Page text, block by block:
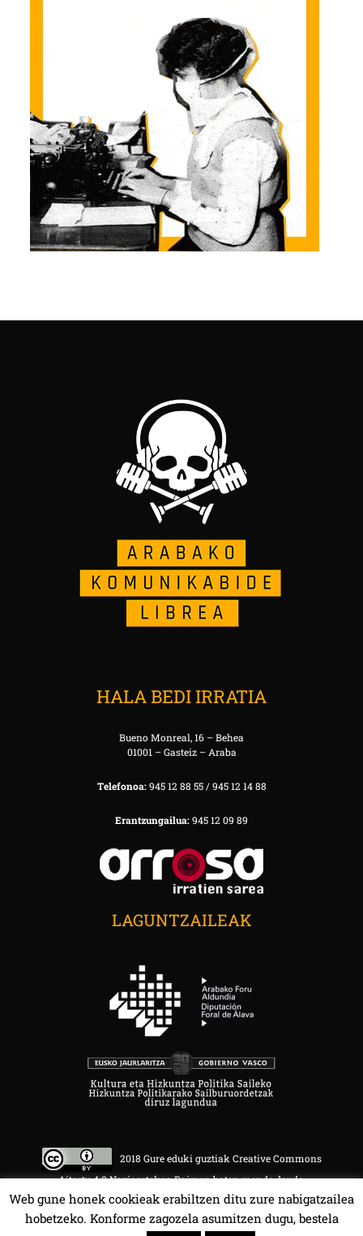
HALA BEDI IRRATIA
Bueno Monreal, 16 – Behea
01001 – Gasteiz – Araba
Telefonoa:945 12 88 55 / 945 12 14 88
Erantzungailua:945 12 09 89
LAGUNTZAILEAK
2018 Gure eduki guztiak Creative Commons
Aitortu 4.0 Nazioartekoa Baimen baten mende daude.
Web gune honek cookieak erabiltzen ditu zure nabigatzailea
hobetzeko. Konforme zagozela asumitzen dugu, bestela